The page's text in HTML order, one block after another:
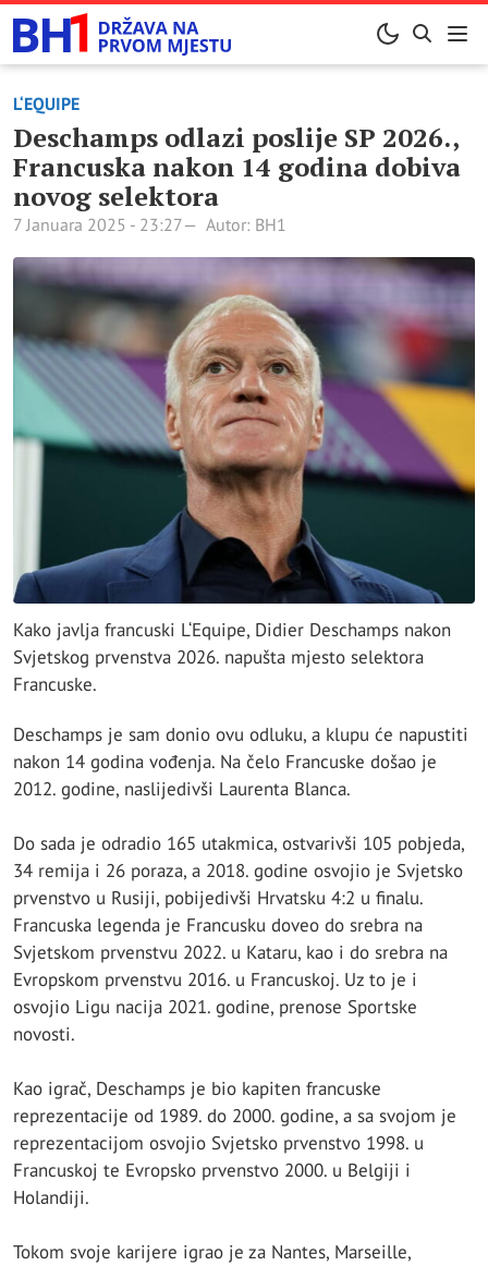
L‘EQUIPE
Deschamps odlazi poslije SP 2026.,
Francuska nakon 14 godina dobiva
novog selektora
7 Januara 2025 - 23:27 Autor: BH1
Kako javlja francuski L‘Equipe, Didier Deschamps nakon
Svjetskog prvenstva 2026. napušta mjesto selektora
Francuske.
Deschamps je sam donio ovu odluku, a klupu će napustiti
nakon 14 godina vođenja. Na čelo Francuske došao je
2012. godine, naslijedivši Laurenta Blanca.
Do sada je odradio 165 utakmica, ostvarivši 105 pobjeda,
34 remija i 26 poraza, a 2018. godine osvojio je Svjetsko
prvenstvo u Rusiji, pobijedivši Hrvatsku 4:2 u finalu.
Francuska legenda je Francusku doveo do srebra na
Svjetskom prvenstvu 2022. u Kataru, kao i do srebra na
Evropskom prvenstvu 2016. u Francuskoj. Uz to je i
osvojio Ligu nacija 2021. godine, prenose Sportske
novosti.
Kao igrač, Deschamps je bio kapiten francuske
reprezentacije od 1989. do 2000. godine, a sa svojom je
reprezentacijom osvojio Svjetsko prvenstvo 1998. u
Francuskoj te Evropsko prvenstvo 2000. u Belgiji i
Holandiji.
Tokom svoje karijere igrao je za Nantes, Marseille,